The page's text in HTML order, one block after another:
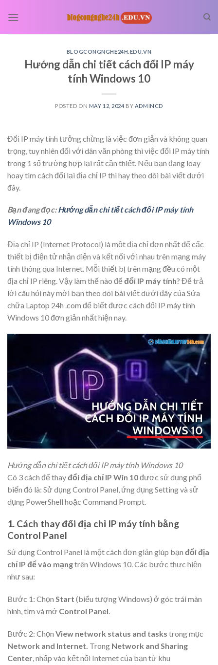
BLOGCONGNGHE24H.EDU.VN
Hướng dẫn chi tiết cách đổi IP máy
tính Windows 10
POSTED ON MAY 12, 2024 BY ADMINCD
Đổi IP máy tính tưởng chừng là việc đơn giản và không quan
trọng, tuy nhiên đối với dân văn phòng thì việc đổi IP máy tính
trong 1 số trường hợp lại rất cần thiết. Nếu bạn đang loay
hoay tìm cách đổi lại địa chỉ IP thì hay theo dõi bài viết dưới
đây.
Bạn đang đọc:Hướng dẫn chi tiết cách đổi IP máy tính
Windows 10
Địa chỉ IP (Internet Protocol) là một địa chỉ đơn nhất để cấc
thiết bị điện tử nhận diện và kết nối với nhau trên mạng máy
tính thông qua Internet. Mỗi thiết bị trên mạng đều có một
địa chỉ IP riêng. Vậy làm thế nào để đổi IP máy tính? Để trả
lời câu hỏi này mời bạn theo dõi bài viết dưới đây của Sửa
chữa Laptop 24h .com để biết được cách đổi IP máy tính
Windows 10 đơn giản nhất hiện nay.
Hướng dẫn chi tiết cách đổi IP máy tính Windows 10
Có 3 cách để thayđổi địa chỉ IP Win 10được sử dụng phổ
biến đó là: Sử dụng Control Panel, ứng dụng Setting và sử
dụng PowerShell hoặc Command Prompt.
1. Cách thay đổi địa chỉ IP máy tính bằng
Control Panel
Sử dụng Control Panel là một cách đơn giản giúp bạn đổi địa
chỉ IP để vào mạngtrên Windows 10. Các bước thực hiện
như sau:
Bước 1: Chọn Start (biểu tượng Windows) ở góc trái màn
hình, tìm và mở Control Panel.
Bước 2: Chọn View network status and tasks trong mục
Network and Internet. Trong Network and Sharing
Center, nhấp vào kết nối Internet của bạn từ khu